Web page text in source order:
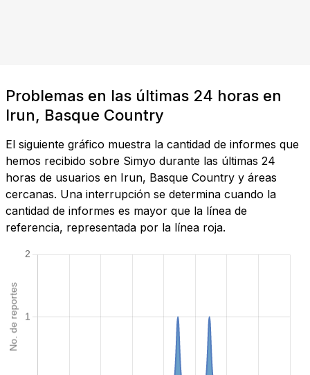
Problemas en las últimas 24 horas en
Irun, Basque Country
El siguiente gráfico muestra la cantidad de informes que
hemos recibido sobre Simyo durante las últimas 24
horas de usuarios en Irun, Basque Country y áreas
cercanas. Una interrupción se determina cuando la
cantidad de informes es mayor que la línea de
referencia, representada por la línea roja.